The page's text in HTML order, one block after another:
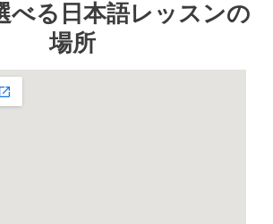
べる日本語レッスンの
場所